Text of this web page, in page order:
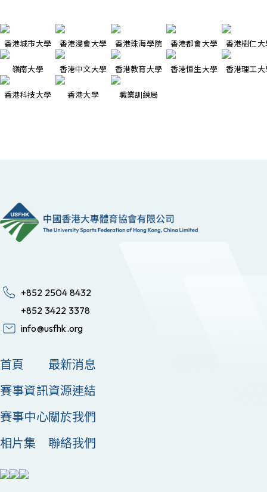
香港城市大學 香港浸會大學 香港珠海學院 香港都會大學 香港樹仁大
嶺南大學 香港中文大學 香港教育大學 香港恒生大學 香港理工大
香港科技大學 香港大學 職業訓練局
+852 2504 8432
+852 3422 3378
info@usfhk.org
首頁
賽事資訊
賽事中心
相片集
最新消息
資源連結
關於我們
聯絡我們